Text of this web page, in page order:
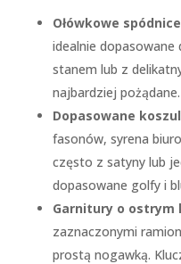
Ołówkowe
idealnie
stanem lub z
najbardziej pożądane.
Dopasowane
fasonów, syrena
często z satyny lub
dopasowane golfy i
Garnitury o ostrym
zaznaczonymi
prostą nogawką.